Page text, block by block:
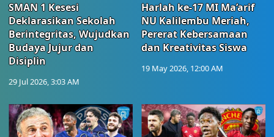
SMAN 1 Kesesi
Deklarasikan Sekolah
Berintegritas, Wujudkan
Budaya Jujur dan
Disiplin
29 Jul 2026, 3:03 AM
Harlah ke-17 MI Ma’arif
NU Kalilembu Meriah,
Pererat Kebersamaan
dan Kreativitas Siswa
19 May 2026, 12:00 AM